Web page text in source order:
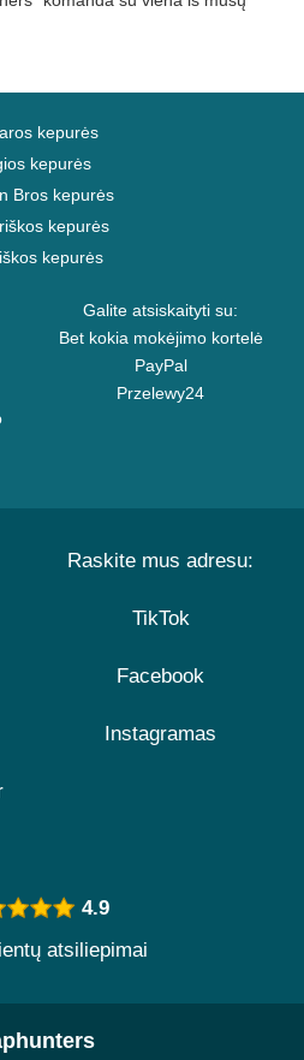
kepurės
kepurės
Bros kepurės
kepurės
kepurės
Galite atsiskaityti su:
Bet kokia mokėjimo kortelė
PayPal
Przelewy24
Raskite mus adresu:
TikTok
Facebook
Instagramas
4.9
atsiliepimai